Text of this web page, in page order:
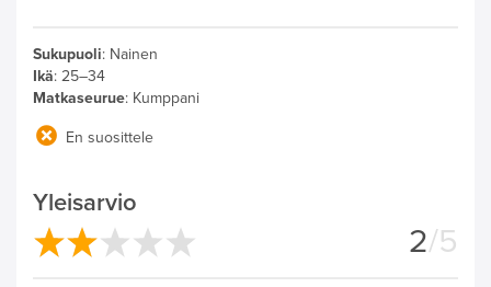
Sukupuoli: Nainen
Ikä: 25–34
Matkaseurue: Kumppani
En suosittele
Yleisarvio
2/5